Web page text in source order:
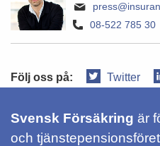
08-522 785 30
Följ oss på: Twitter
Svensk Försäkring är
och